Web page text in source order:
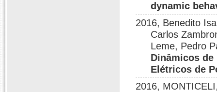
dynamic
2016, Benedito
Carlos
Leme, Pedro
Dinâmicos de
Elétricos de
2016,